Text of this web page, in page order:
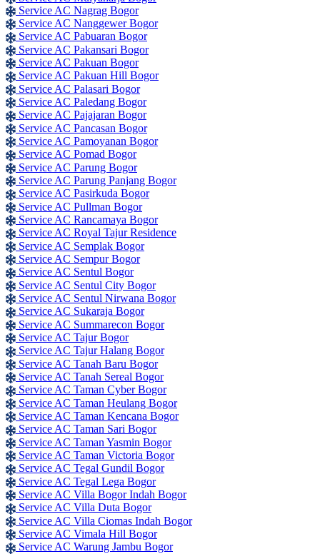
Service AC Nagrag Bogor
Service AC Nanggewer Bogor
Service AC Pabuaran Bogor
Service AC Pakansari Bogor
Service AC Pakuan Bogor
Service AC Pakuan Hill Bogor
Service AC Palasari Bogor
Service AC Paledang Bogor
Service AC Pajajaran Bogor
Service AC Pancasan Bogor
Service AC Pamoyanan Bogor
Service AC Pomad Bogor
Service AC Parung Bogor
Service AC Parung Panjang Bogor
Service AC Pasirkuda Bogor
Service AC Pullman Bogor
Service AC Rancamaya Bogor
Service AC Royal Tajur Residence
Service AC Semplak Bogor
Service AC Sempur Bogor
Service AC Sentul Bogor
Service AC Sentul City Bogor
Service AC Sentul Nirwana Bogor
Service AC Sukaraja Bogor
Service AC Summarecon Bogor
Service AC Tajur Bogor
Service AC Tajur Halang Bogor
Service AC Tanah Baru Bogor
Service AC Tanah Sereal Bogor
Service AC Taman Cyber Bogor
Service AC Taman Heulang Bogor
Service AC Taman Kencana Bogor
Service AC Taman Sari Bogor
Service AC Taman Yasmin Bogor
Service AC Taman Victoria Bogor
Service AC Tegal Gundil Bogor
Service AC Tegal Lega Bogor
Service AC Villa Bogor Indah Bogor
Service AC Villa Duta Bogor
Service AC Villa Ciomas Indah Bogor
Service AC Vimala Hill Bogor
Service AC Warung Jambu Bogor